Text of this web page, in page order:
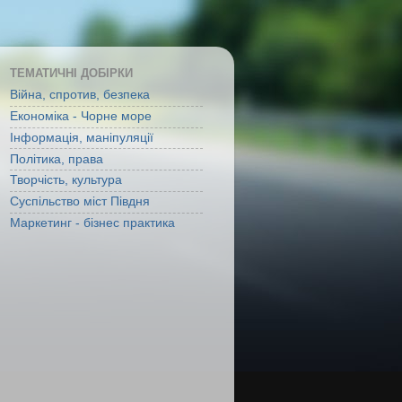
ТЕМАТИЧНІ ДОБІРКИ
Війна, спротив, безпека
Економіка - Чорне море
Інформація, маніпуляції
Політика, права
Творчість, культура
Суспільство міст Півдня
Маркетинг - бізнес практика